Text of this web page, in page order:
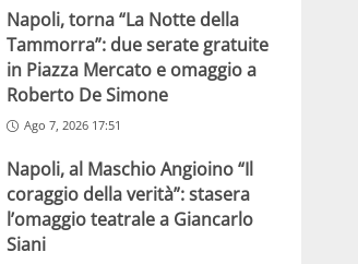
Napoli, torna “La Notte della
Tammorra”: due serate gratuite
in Piazza Mercato e omaggio a
Roberto De Simone
Ago 7, 2026 17:51
Napoli, al Maschio Angioino “Il
coraggio della verità”: stasera
l’omaggio teatrale a Giancarlo
Siani